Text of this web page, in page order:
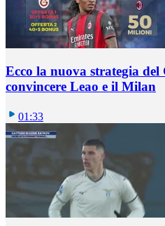
Ecco la nuova strategia
convincere Leao e il Milan
01:33